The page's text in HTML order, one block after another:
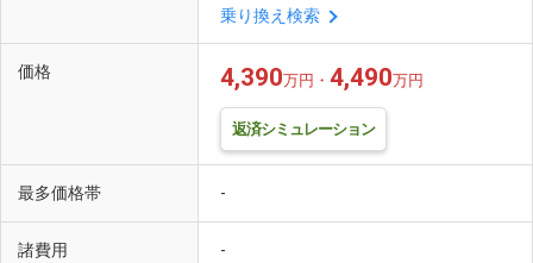
乗り換え検索
価格 4,390万円・ 4,490万円
返済シミュレーション
最多価格帯 -
諸費用 -